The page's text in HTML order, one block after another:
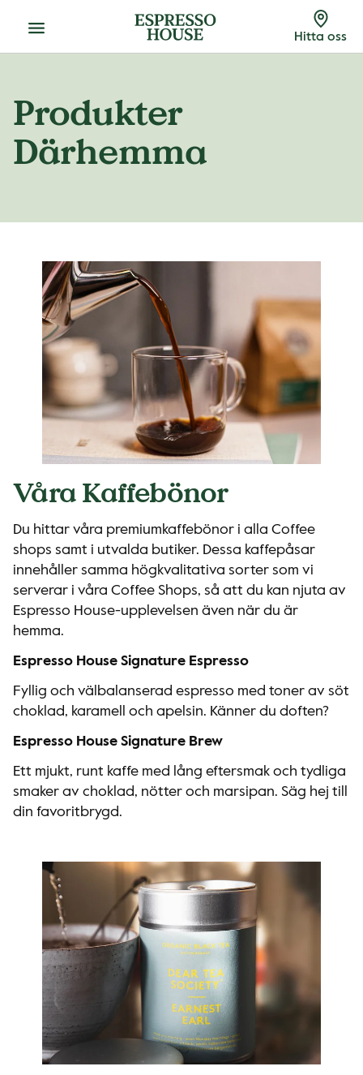
Meny Hitta oss
Produkter
Därhemma
Våra Kaffebönor
Du hittar våra premiumkaffebönor i alla Coffee
shops samt i utvalda butiker. Dessa kaffepåsar
innehåller samma högkvalitativa sorter som vi
serverar i våra Coffee Shops, så att du kan njuta av
Espresso House-upplevelsen även när du är
hemma.
Espresso House Signature Espresso
Fyllig och välbalanserad espresso med toner av söt
choklad, karamell och apelsin. Känner du doften?
Espresso House Signature Brew
Ett mjukt, runt kaffe med lång eftersmak och tydliga
smaker av choklad, nötter och marsipan. Säg hej till
din favoritbrygd.